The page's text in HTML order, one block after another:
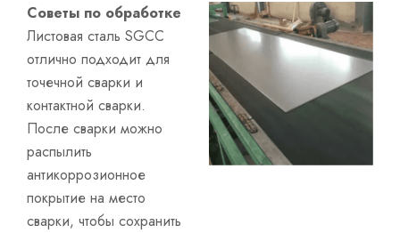
Советы по обработке
Листовая сталь SGCC
отлично подходит для
точечной сварки и
контактной сварки.
После сварки можно
распылить
антикоррозионное
покрытие на место
сварки, чтобы сохранить